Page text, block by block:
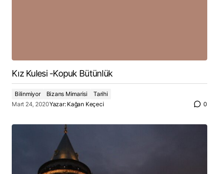
Kız Kulesi -Kopuk Bütünlük
Bilinmiyor Bizans Mimarisi
Tarihi
Mart 24, 2020Yazar: Kağan Keçeci 0